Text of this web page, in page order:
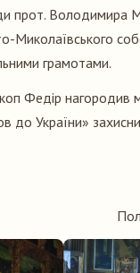
прот. Володимира
Миколаївського
грамотами.
Федір нагородив
до України»